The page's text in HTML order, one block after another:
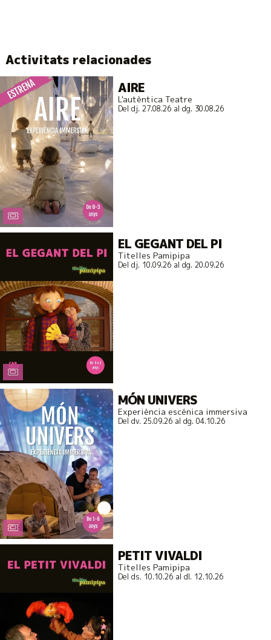
Activitats relacionades
AIRE
L'autèntica Teatre
Del dj. 27.08.26al dg. 30.08.26
EL GEGANT DEL PI
Titelles Pamipipa
Del dj. 10.09.26al dg. 20.09.26
MÓN UNIVERS
Experiència escénica immersiva
Del dv. 25.09.26al dg. 04.10.26
PETIT VIVALDI
Titelles Pamipipa
Del ds. 10.10.26al dl. 12.10.26